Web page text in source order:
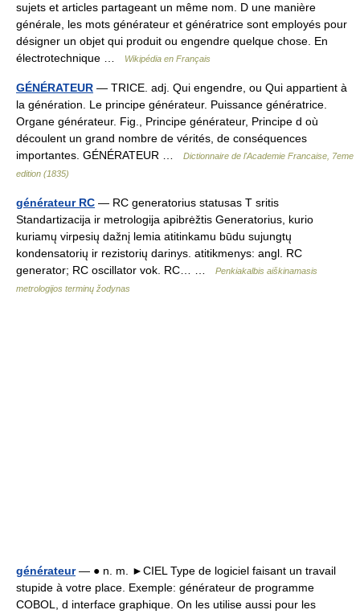
sujets et articles partageant un même nom. D une manière
générale, les mots générateur et génératrice sont employés pour
désigner un objet qui produit ou engendre quelque chose. En
électrotechnique …
Wikipédia en Français
GÉNÉRATEUR — TRICE. adj. Qui engendre, ou Qui appartient à
la génération. Le principe générateur. Puissance génératrice.
Organe générateur. Fig., Principe générateur, Principe d où
découlent un grand nombre de vérités, de conséquences
importantes. GÉNÉRATEUR …
Dictionnaire de l'Academie Francaise, 7eme
edition (1835)
générateur RC — RC generatorius statusas T sritis
Standartizacija ir metrologija apibrėžtis Generatorius, kurio
kuriamų virpesių dažnį lemia atitinkamu būdu sujungtų
kondensatorių ir rezistorių darinys. atitikmenys: angl. RC
generator; RC oscillator vok. RC… …
Penkiakalbis aiškinamasis
metrologijos terminų žodynas
générateur— ● n. m. ►CIEL Type de logiciel faisant un travail
stupide à votre place. Exemple: générateur de programme
COBOL, d interface graphique. On les utilise aussi pour les